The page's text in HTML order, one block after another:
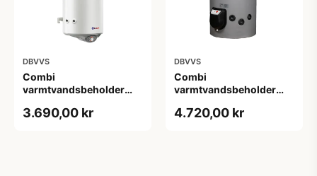
DBVVS
Combi
varmtvandsbeholder
spiral
3.690,00 kr
DBVVS
Combi
varmtvandsbeholder
1 spiral
4.720,00 kr